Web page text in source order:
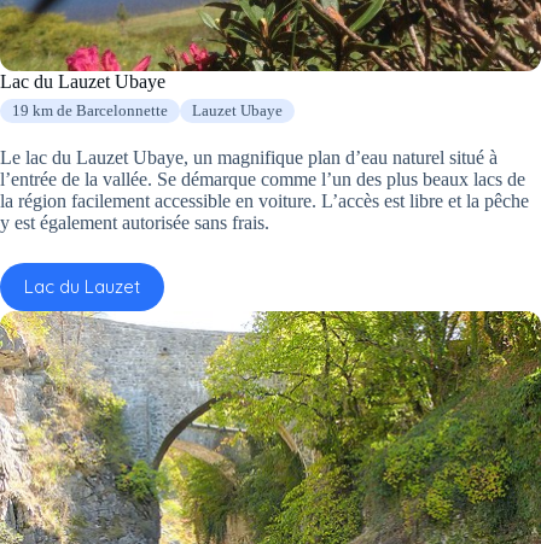
Lac du Lauzet Ubaye
19 km de Barcelonnette Lauzet Ubaye
Le lac du Lauzet Ubaye, un magnifique plan d’eau naturel situé à
l’entrée de la vallée. Se démarque comme l’un des plus beaux lacs de
la région facilement accessible en voiture. L’accès est libre et la pêche
y est également autorisée sans frais.
Lac du Lauzet